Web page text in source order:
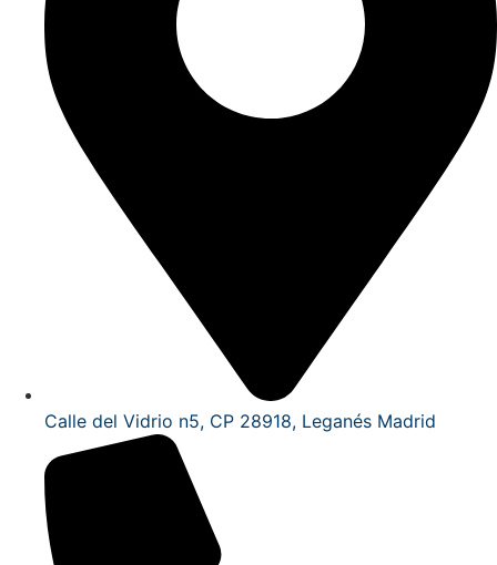
Calle del Vidrio n5, CP 28918, Leganés Madrid